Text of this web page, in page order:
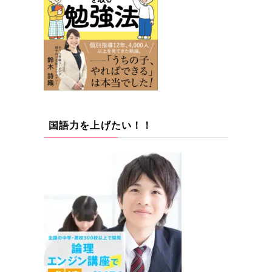
国語力を上げたい！！